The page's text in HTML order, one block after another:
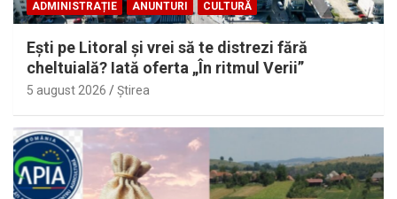
ADMINISTRAȚIE ANUNTURI CULTURĂ
Eşti pe Litoral şi vrei să te distrezi fără
cheltuială? Iată oferta „În ritmul Verii”
5 august 2026 Ştirea